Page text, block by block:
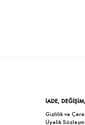
İADE,
Gizlilik ve
Üyelik